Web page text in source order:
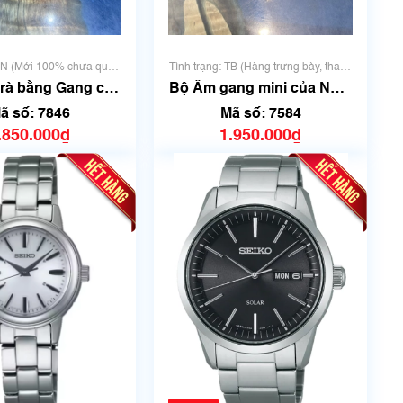
N (Mới 100% chưa qua
sử dụng)
bằng Gang của
tích 250ml -
số: 7846
Tình trạng: TB (Hàng trưng bày, thanh
lý)
Bộ Ấm gang mini của Nhật
4 món | Mã số 7584
Mã số: 7584
1.950.000₫